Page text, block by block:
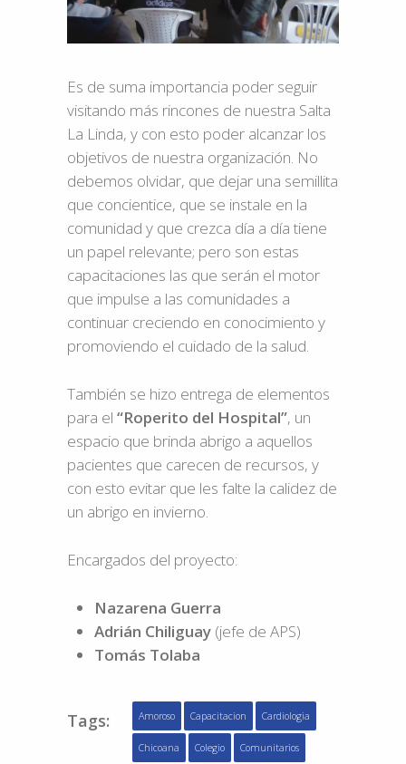
Es de suma importancia poder seguir
visitando más rincones de nuestra Salta
La Linda, y con esto poder alcanzar los
objetivos de nuestra organización. No
debemos olvidar, que dejar una semillita
que concientice, que se instale en la
comunidad y que crezca día a día tiene
un papel relevante; pero son estas
capacitaciones las que serán el motor
que impulse a las comunidades a
continuar creciendo en conocimiento y
promoviendo el cuidado de la salud.
También se hizo entrega de elementos
para el “Roperito del Hospital”, un
espacio que brinda abrigo a aquellos
pacientes que carecen de recursos, y
con esto evitar que les falte la calidez de
un abrigo en invierno.
Encargados del proyecto:
Nazarena Guerra
Adrián Chiliguay (jefe de APS)
Tomás Tolaba
Tags: Amoroso Capacitacion Cardiologia
Chicoana Colegio Comunitarios